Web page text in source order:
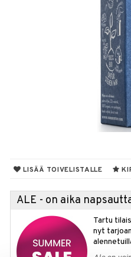
LISÄÄ TOIVELISTALLE
ALE - on aika
Tartu
nyt